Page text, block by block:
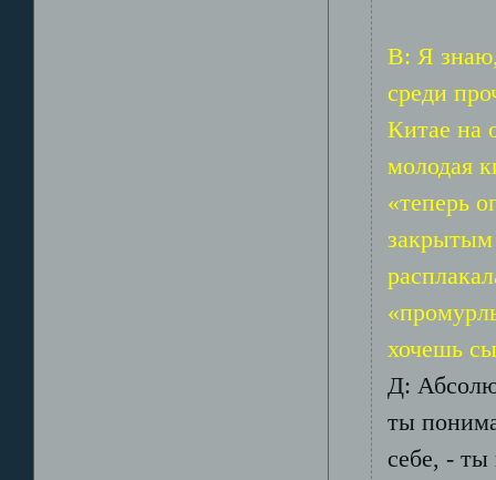
В: Я
среди
Китае на
молодая
«теперь
хочешь
Д:
ты
себе, -